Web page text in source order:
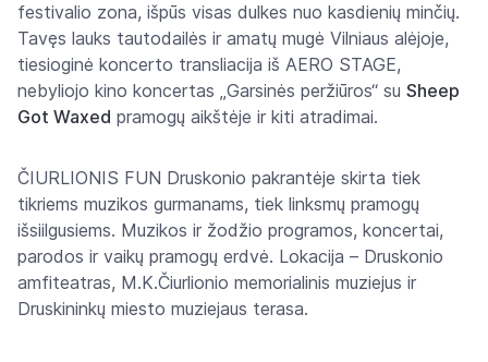
festivalio zona, išpūs visas dulkes nuo kasdienių minčių.
Tavęs lauks tautodailės ir amatų mugė Vilniaus alėjoje,
tiesioginė koncerto transliacija iš AERO STAGE,
nebyliojo kino koncertas „Garsinės peržiūros“ su Sheep
Got Waxed pramogų aikštėje ir kiti atradimai.
ČIURLIONIS FUN Druskonio pakrantėje skirta tiek
tikriems muzikos gurmanams, tiek linksmų pramogų
išsiilgusiems. Muzikos ir žodžio programos, koncertai,
parodos ir vaikų pramogų erdvė. Lokacija – Druskonio
amfiteatras, M.K.Čiurlionio memorialinis muziejus ir
Druskininkų miesto muziejaus terasa.